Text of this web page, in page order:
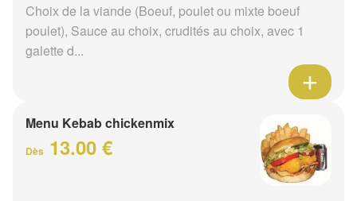
Choix de la viande (Boeuf, poulet ou mixte boeuf
poulet), Sauce au choix, crudités au choix, avec 1
galette d...
Menu Kebab chickenmix
Dès 13.00 €